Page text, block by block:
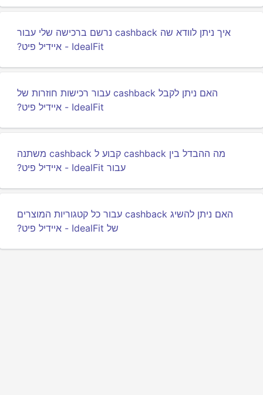
איך ניתן לוודא שה cashback נרשם ברכישה שלי עבור
IdealFit - איידיל פיט?
האם ניתן לקבל cashback עבור רכישות חוזרות של
IdealFit - איידיל פיט?
מה ההבדל בין cashback קבוע ל cashback משתנה
עבור IdealFit - איידיל פיט?
האם ניתן להשיג cashback עבור כל קטגוריות המוצרים
של IdealFit - איידיל פיט?